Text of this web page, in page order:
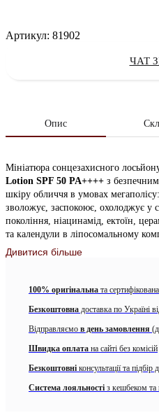
Артикул: 81902
ЧАТ
Опис
Мініатюра сонцезахисного
Lotion SPF 50 PA++++ з
шкіру обличчя в умовах
зволожує, заспокоює, охолоджує у
покоління, ніацинамід, ектоїн,
та календули в ліпосомальному
Заспокійливий комплекс
зволожує та пом’якшує, усуває
також вирівнює тон та зменшує
фотостабільністьі стійкість, не
(достатньо оновлювати шар раз на
Містить 5 фотостабільних
покоління:
Дивитися більше
100% оригінальна та
Безкоштовна доставка по Україні
Відправляємо в день замовлення
Швидка оплата на сайті без комісій
Безкоштовні консультації та підбір
Система лояльності з кешбеком